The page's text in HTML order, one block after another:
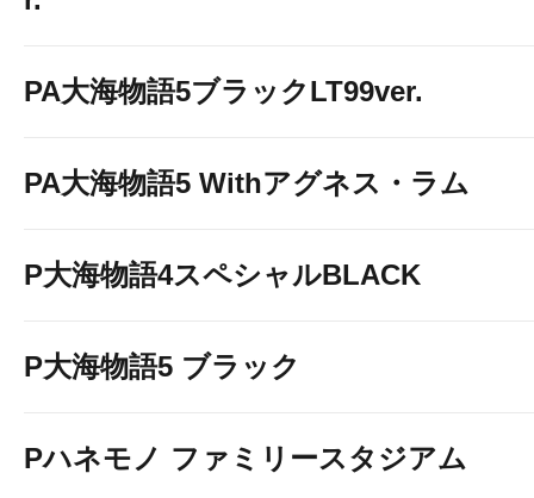
PA大海物語5ブラックLT99ver.
PA大海物語5 Withアグネス・ラム
P大海物語4スペシャルBLACK
P大海物語5 ブラック
Pハネモノ ファミリースタジアム